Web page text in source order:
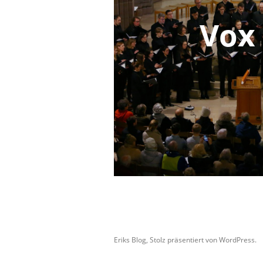
Eriks Blog ,Stolz präsentiert von WordPress.